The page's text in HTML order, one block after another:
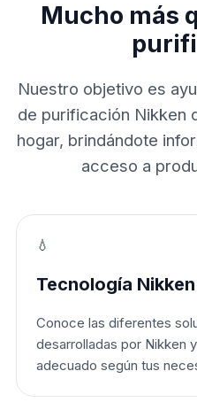
Mucho más
Nuestro objetivo es
de purificación Nikken
hogar, brindándote
acceso a
💧
Tecnología Nikken
Conoce las diferentes
desarrolladas por Nikken
adecuado según tus